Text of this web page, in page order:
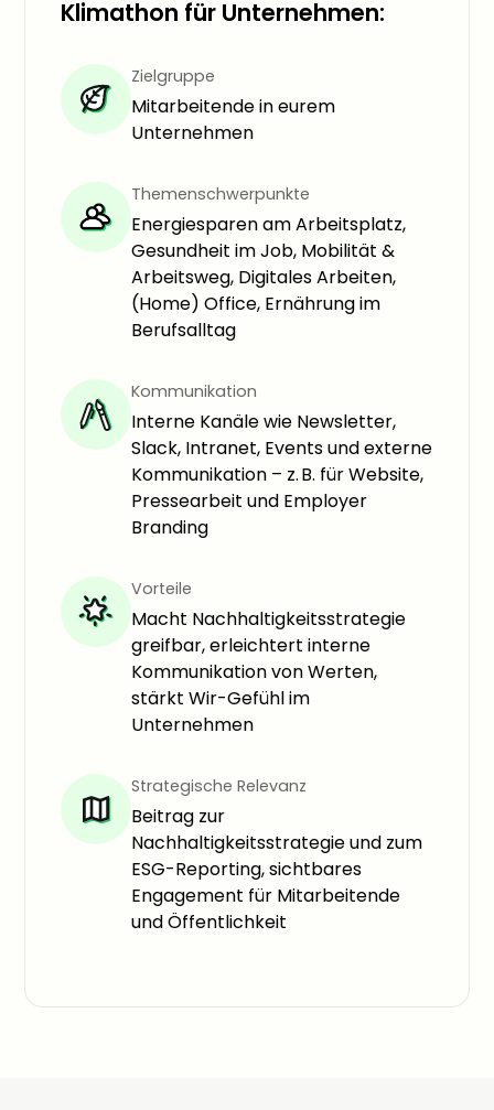
Klimathon für Unternehmen:
Zielgruppe
Mitarbeitende in eurem
Unternehmen
Themenschwerpunkte
Energiesparen am Arbeitsplatz,
Gesundheit im Job, Mobilität &
Arbeitsweg, Digitales Arbeiten,
(Home) Office, Ernährung im
Berufsalltag
Kommunikation
Interne Kanäle wie Newsletter,
Slack, Intranet, Events und externe
Kommunikation – z. B. für Website,
Pressearbeit und Employer
Branding
Vorteile
Macht Nachhaltigkeitsstrategie
greifbar, erleichtert interne
Kommunikation von Werten,
stärkt Wir-Gefühl im
Unternehmen
Strategische Relevanz
Beitrag zur
Nachhaltigkeitsstrategie und zum
ESG-Reporting, sichtbares
Engagement für Mitarbeitende
und Öffentlichkeit